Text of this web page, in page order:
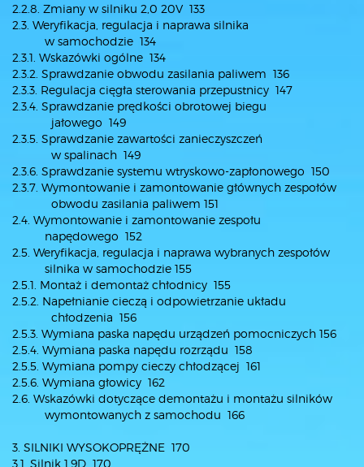
2.2.8. Zmiany w silniku 2,0 20V 133
2.3. Weryfikacja, regulacja i naprawa silnika
w samochodzie 134
2.3.1. Wskazówki ogólne 134
2.3.2. Sprawdzanie obwodu zasilania paliwem 136
2.3.3. Regulacja cięgła sterowania przepustnicy 147
2.3.4. Sprawdzanie prędkości obrotowej biegu
jałowego 149
2.3.5. Sprawdzanie zawartości zanieczyszczeń
w spalinach 149
2.3.6. Sprawdzanie systemu wtryskowo-zapłonowego 150
2.3.7. Wymontowanie i zamontowanie głównych zespołów
obwodu zasilania paliwem 151
2.4. Wymontowanie i zamontowanie zespołu
napędowego 152
2.5. Weryfikacja, regulacja i naprawa wybranych zespołów
silnika w samochodzie 155
2.5.1. Montaż i demontaż chłodnicy 155
2.5.2. Napełnianie cieczą i odpowietrzanie układu
chłodzenia 156
2.5.3. Wymiana paska napędu urządzeń pomocniczych 156
2.5.4. Wymiana paska napędu rozrządu 158
2.5.5. Wymiana pompy cieczy chłodzącej 161
2.5.6. Wymiana głowicy 162
2.6. Wskazówki dotyczące demontażu i montażu silników
wymontowanych z samochodu 166
3. SILNIKI WYSOKOPRĘŻNE 170
3.1. Silnik 1,9D 170